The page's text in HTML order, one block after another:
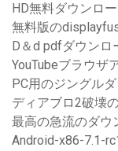
HD無料ダウンロ
無料版の
D＆d pdfダウンロ
YouTubeブラウザ
PC用のジングル
ディアブロ2破壊
最高の急流のダウ
Android-x86-7.1-